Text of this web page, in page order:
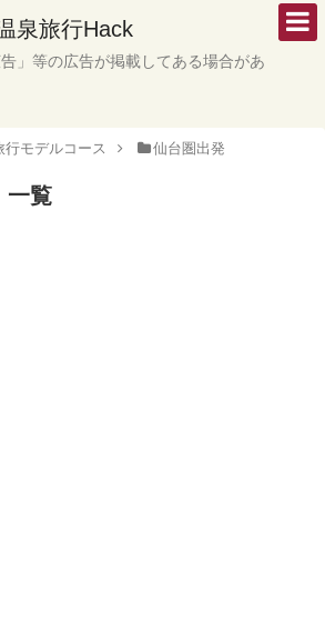
泉旅行Hack
告」等の広告が掲載してある場合があ
行モデルコース 仙台圏出発
一覧